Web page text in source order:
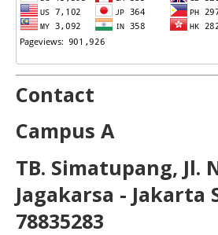
Contact
Campus A
TB. Simatupang, Jl.
Jagakarsa - Jakarta
78835283